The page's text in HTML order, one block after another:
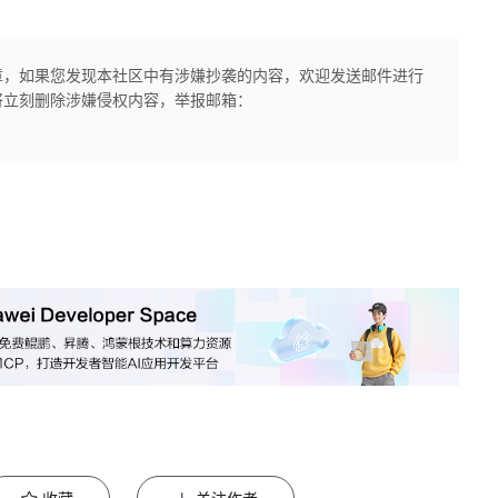
如果您发现本社区中有涉嫌抄袭的内容，欢迎发送邮件进行
刻删除涉嫌侵权内容，举报邮箱：